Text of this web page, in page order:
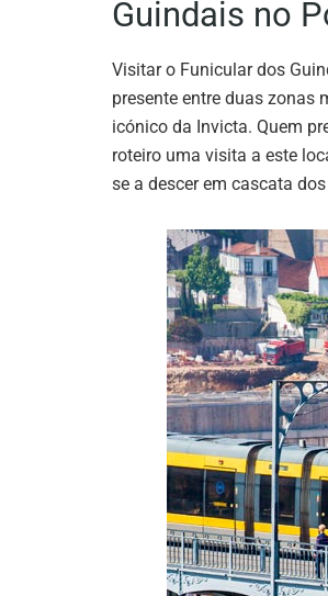
Guindais no
Visitar o Funicular dos
presente entre duas zonas
icónico da Invicta. Quem
roteiro uma visita a este
se a descer em cascata